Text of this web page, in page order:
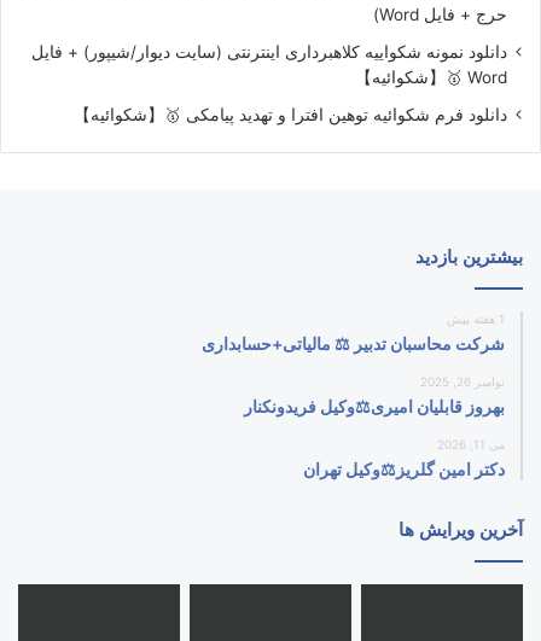
حرج + فایل Word)
دانلود نمونه شکواییه کلاهبرداری اینترنتی (سایت دیوار/شیپور) + فایل
Word 🥇【شکوائیه】
دانلود فرم شکوائیه توهین افترا و تهدید پیامکی 🥇【شکوائیه】
بیشترین بازدید
1 هفته پیش
شرکت محاسبان تدبیر ⚖️ مالیاتی+حسابداری
نوامبر 26, 2025
بهروز قابلیان امیری⚖️وکیل فریدونکنار
می 11, 2026
دکتر امین گلریز⚖️وکیل تهران
آخرین ویرایش ها